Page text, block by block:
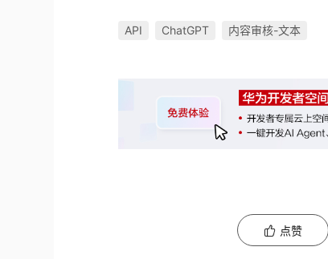
API ChatGPT 内容审核-文本
点赞